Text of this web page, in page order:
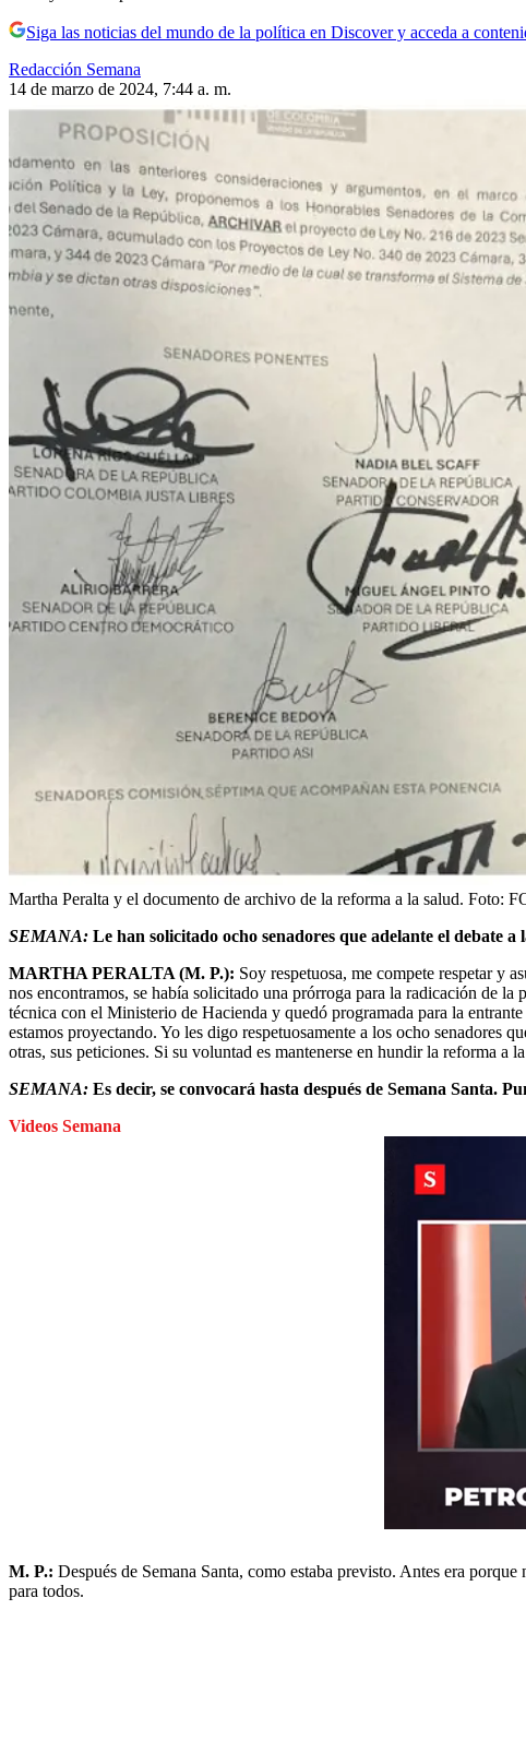
Siga las noticias del mundo de la política en Discover y acceda a
Redacción Semana
14 de marzo de 2024, 7:44 a. m.
Martha Peralta y el documento de archivo de la reforma a la salud. Foto:
SEMANA: Le han solicitado ocho senadores que adelante el debate
MARTHA PERALTA (M. P.): Soy respetuosa, me compete respetar y
nos encontramos, se había solicitado una prórroga para la radicación de
técnica con el Ministerio de Hacienda y quedó programada para la
estamos proyectando. Yo les digo respetuosamente a los ocho senadores
otras, sus peticiones. Si su voluntad es mantenerse en hundir la reforma a
SEMANA: Es decir, se convocará hasta después de Semana Santa.
Videos Semana
M. P.: Después de Semana Santa, como estaba previsto. Antes era
para todos.